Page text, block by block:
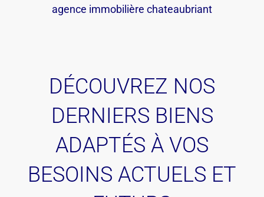
agence immobilière chateaubriant
DÉCOUVREZ NOS
DERNIERS BIENS
ADAPTÉS À VOS
BESOINS ACTUELS ET